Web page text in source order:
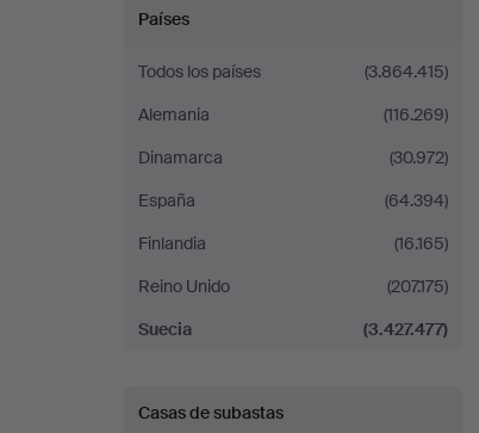
Países
Todos los países
(3.864.415)
Alemania
(116.269)
Dinamarca
(30.972)
España
(64.394)
Finlandia
(16.165)
Reino Unido
(207.175)
Suecia
(3.427.477)
Casas de subastas